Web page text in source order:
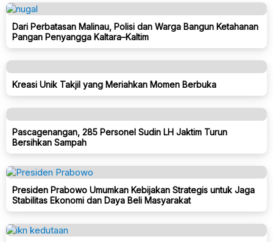
Dari Perbatasan Malinau, Polisi dan Warga Bangun Ketahanan
Pangan Penyangga Kaltara–Kaltim
Kreasi Unik Takjil yang Meriahkan Momen Berbuka
Pascagenangan, 285 Personel Sudin LH Jaktim Turun
Bersihkan Sampah
Presiden Prabowo Umumkan Kebijakan Strategis untuk Jaga
Stabilitas Ekonomi dan Daya Beli Masyarakat